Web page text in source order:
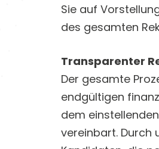
Sie auf
des gesamten
Transparenter
Der gesamte
endgültigen
dem
vereinbart. Durch